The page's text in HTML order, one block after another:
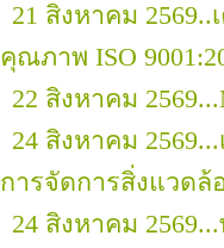
21 สิงหาคม
คุณภาพ ISO
22 สิงหาคม
24 สิงหาคม
การจัดการสิ่งแวดล้
24 สิงหาคม